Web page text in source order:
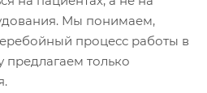
Мы понимаем,
процесс работы в
предлагаем только